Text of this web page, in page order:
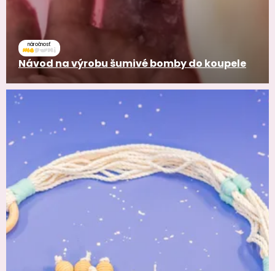
náročnosť
Návod na výrobu šumivé bomby do koupele